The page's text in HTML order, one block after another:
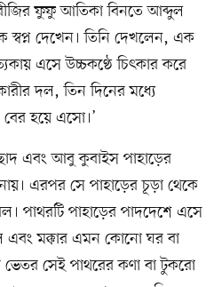
ফুফু আতিকা বিনতে আব্দুল
স্বপ্ন দেখেন। তিনি দেখলেন, এক
এসে উচ্চকণ্ঠে চিৎকার করে
দল, তিন দিনের মধ্যে
বের হয়ে এসো।’
এবং আবু কুবাইস পাহাড়ের
এরপর সে পাহাড়ের চূড়া থেকে
পাথরটি পাহাড়ের পাদদেশে এসে
মক্কার এমন কোনো ঘর বা
ভেতর সেই পাথরের কণা বা টুকরো